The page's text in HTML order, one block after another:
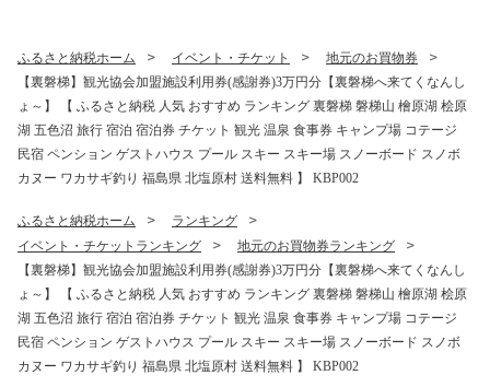
ふるさと納税ホーム イベント・チケット
地元のお買物券
【裏磐梯】観光協会加盟施設利用券(感謝券)3万円分【裏磐梯へ来てくなんし
ょ～】 【 ふるさと納税 人気 おすすめ ランキング 裏磐梯 磐梯山 檜原湖 桧原
湖 五色沼 旅行 宿泊 宿泊券 チケット 観光 温泉 食事券 キャンプ場 コテージ
民宿 ペンション ゲストハウス プール スキー スキー場 スノーボード スノボ
カヌー ワカサギ釣り 福島県 北塩原村 送料無料 】 KBP002
ふるさと納税ホーム
ランキング
イベント・チケットランキング
地元のお買物券ランキング
【裏磐梯】観光協会加盟施設利用券(感謝券)3万円分【裏磐梯へ来てくなんし
ょ～】 【 ふるさと納税 人気 おすすめ ランキング 裏磐梯 磐梯山 檜原湖 桧原
湖 五色沼 旅行 宿泊 宿泊券 チケット 観光 温泉 食事券 キャンプ場 コテージ
民宿 ペンション ゲストハウス プール スキー スキー場 スノーボード スノボ
カヌー ワカサギ釣り 福島県 北塩原村 送料無料 】 KBP002